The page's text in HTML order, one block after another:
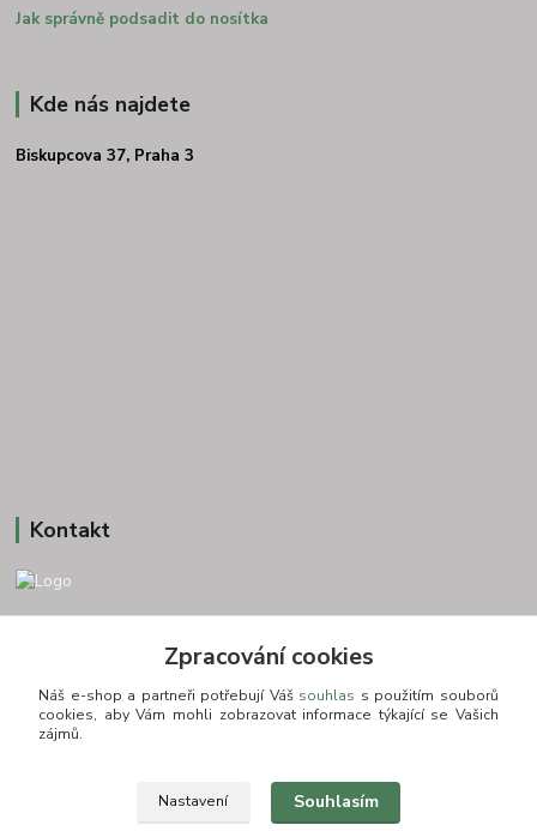
Jak správně podsadit do nosítka
Kde nás najdete
Biskupcova 37, Praha 3
Kontakt
Otevírací doba: PO-PÁ: 9:00-16:00 NUTNÁ REZERVACE
info@zkusnositko.cz
Zpracování cookies
Náš e-shop a partneři potřebují Váš souhlas s použitím souborů
cookies, aby Vám mohli zobrazovat informace týkající se Vašich
zájmů.
Nastavení Souhlasím